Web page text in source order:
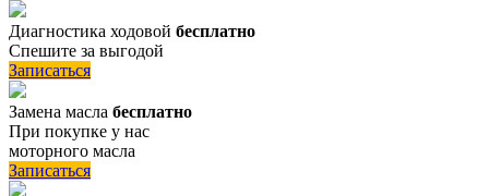
Диагностика ходовой бесплатно
Спешите за выгодой
Записаться
Замена масла бесплатно
При покупке у нас
моторного масла
Записаться